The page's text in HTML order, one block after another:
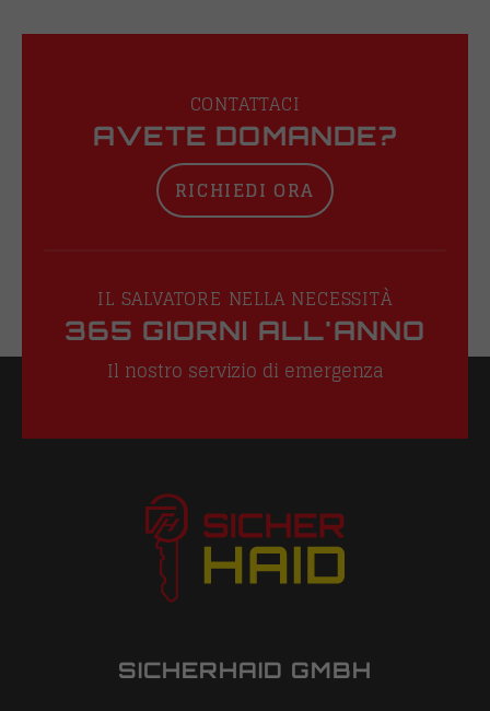
CONTATTACI
AVETE DOMANDE?
RICHIEDI ORA
IL SALVATORE NELLA NECESSITÀ
365 GIORNI ALL'ANNO
Il nostro servizio di emergenza
SICHERHAID GMBH